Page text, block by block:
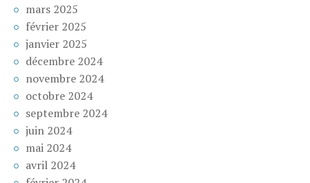
mars 2025
février 2025
janvier 2025
décembre 2024
novembre 2024
octobre 2024
septembre 2024
juin 2024
mai 2024
avril 2024